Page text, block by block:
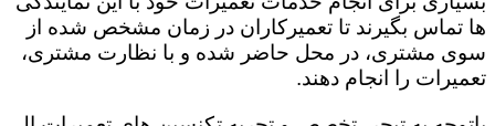
ها تماس بگیرند تا تعمیرکاران در زمان مشخص شده از
سوی مشتری، در محل حاضر شده و با نظارت مشتری،
تعمیرات را انجام دهند.